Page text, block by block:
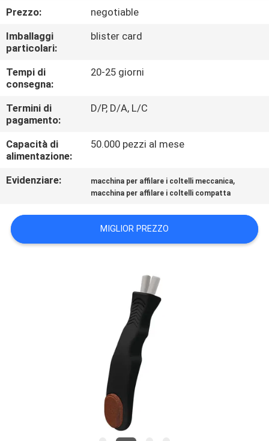
CONTROLLO
DELLA
QUALITÀ
CONTATTACI
NOTIZIE
UN
PREVENTIVO
Prezzo:
negotiable
Imballaggi
particolari:
blister card
Tempi di
consegna:
20-25 giorni
Termini di
pagamento:
D/P, D/A, L/C
Capacità di
alimentazione:
50.000 pezzi al mese
Evidenziare: macchina per affilare i coltelli meccanica,
macchina per affilare i coltelli compatta
MIGLIOR PREZZO